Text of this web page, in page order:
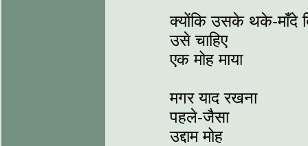
क्योंकि उसके थके-माँदे
उसे चाहिए
एक मोह माया
मगर याद रखना
पहले-जैसा
उद्दाम मोह